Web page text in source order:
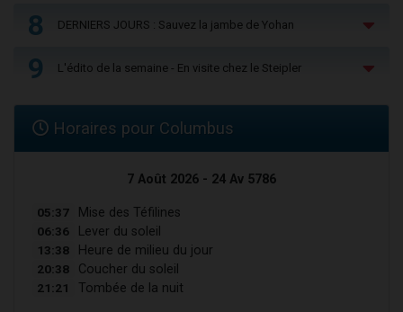
8 DERNIERS JOURS : Sauvez la jambe de Yohan
9 L'édito de la semaine - En visite chez le Steipler
Horaires pour Columbus
7 Août 2026 - 24 Av 5786
05:37 Mise des Téfilines
06:36 Lever du soleil
13:38 Heure de milieu du jour
20:38 Coucher du soleil
21:21 Tombée de la nuit